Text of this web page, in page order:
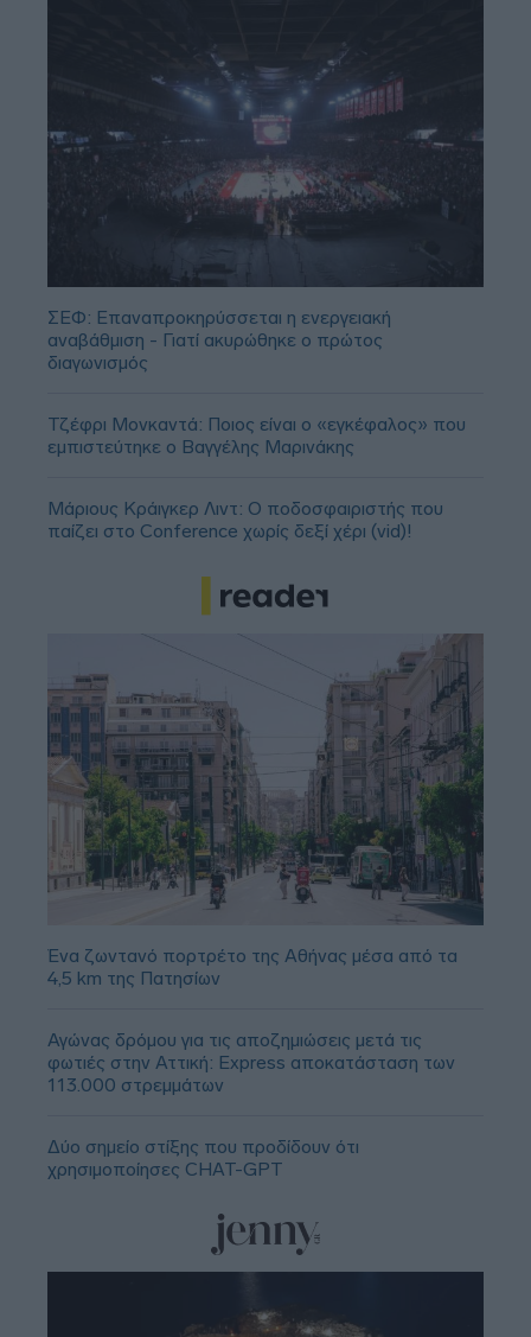
ΣΕΦ: Επαναπροκηρύσσεται η ενεργειακή
αναβάθμιση - Γιατί ακυρώθηκε ο πρώτος
διαγωνισμός
Τζέφρι Μονκαντά: Ποιος είναι ο «εγκέφαλος» που
εμπιστεύτηκε ο Βαγγέλης Μαρινάκης
Μάριους Κράιγκερ Λιντ: Ο ποδοσφαιριστής που
παίζει στο Conference χωρίς δεξί χέρι (vid)!
Ένα ζωντανό πορτρέτο της Αθήνας μέσα από τα
4,5 km της Πατησίων
Αγώνας δρόμου για τις αποζημιώσεις μετά τις
φωτιές στην Αττική: Express αποκατάσταση των
113.000 στρεμμάτων
Δύο σημείο στίξης που προδίδουν ότι
χρησιμοποίησες CHAT-GPT